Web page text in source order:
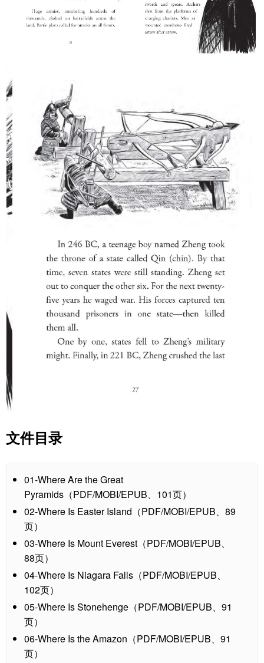
文件目录
01-Where Are the Great
Pyramids（PDF/MOBI/EPUB、101页）
02-Where Is Easter Island（PDF/MOBI/EPUB、89
页）
03-Where Is Mount Everest（PDF/MOBI/EPUB、
88页）
04-Where Is Niagara Falls（PDF/MOBI/EPUB、
102页）
05-Where Is Stonehenge（PDF/MOBI/EPUB、91
页）
06-Where Is the Amazon（PDF/MOBI/EPUB、91
页）